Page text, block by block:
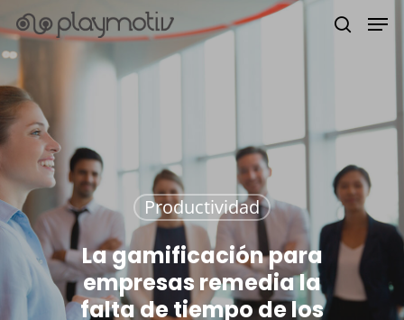
Productividad
La gamificación para
empresas remedia la
falta de tiempo de los